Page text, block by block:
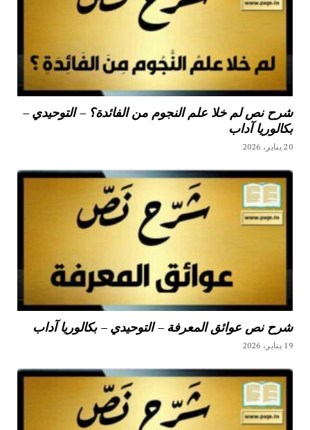
شرح نص لم خلا علم النجوم من الفائدة؟ – التوحيدي –
بكالوريا آداب
20 يناير، 2026
شرح نص عوائق المعرفة – التوحيدي – بكالوريا آداب
19 يناير، 2026